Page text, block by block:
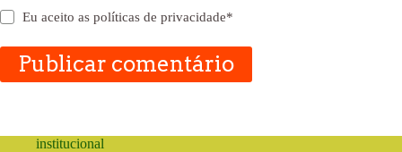
Eu aceito aspolíticas de privacidade*
Publicar comentário
institucional